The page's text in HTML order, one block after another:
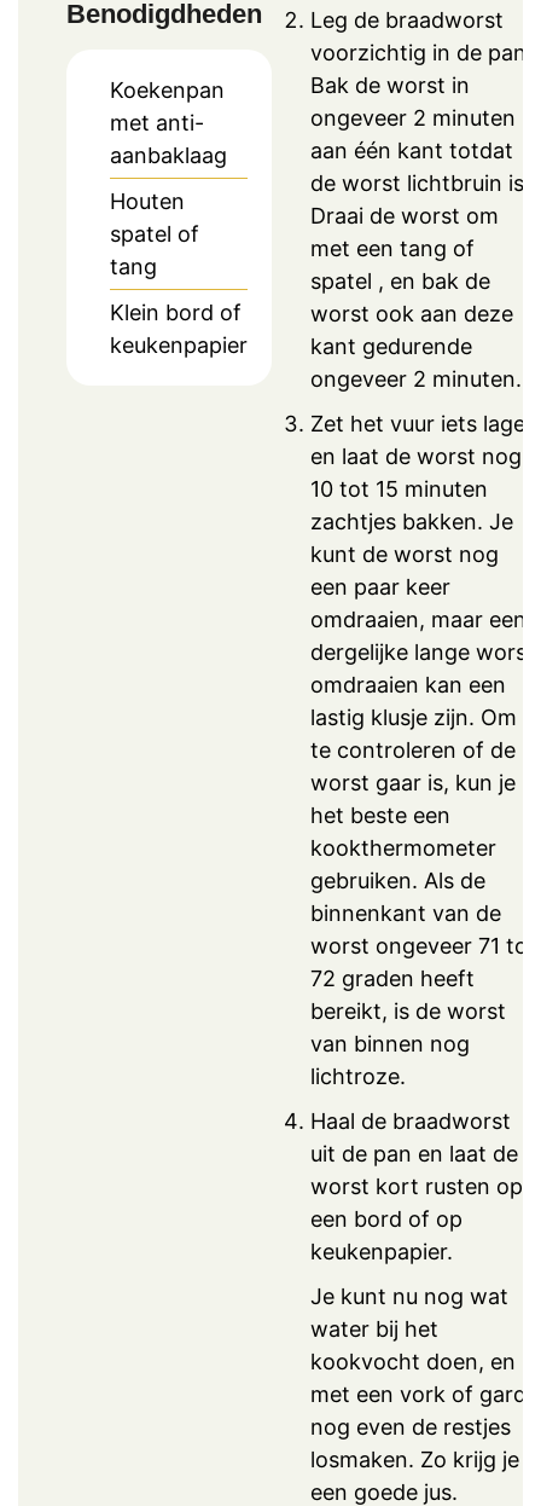
Benodigdheden
Koekenpan
met anti-
aanbaklaag
Houten
spatel of
tang
Klein bord of
keukenpapier
Leg de braadworst
voorzichtig in de pan.
Bak de worst in
ongeveer 2 minuten
aan één kant totdat
de worst lichtbruin is.
Draai de worst om
met een tang of
spatel , en bak de
worst ook aan deze
kant gedurende
ongeveer 2 minuten.
Zet het vuur iets lager
en laat de worst nog
10 tot 15 minuten
zachtjes bakken. Je
kunt de worst nog
een paar keer
omdraaien, maar een
dergelijke lange worst
omdraaien kan een
lastig klusje zijn. Om
te controleren of de
worst gaar is, kun je
het beste een
kookthermometer
gebruiken. Als de
binnenkant van de
worst ongeveer 71 tot
72 graden heeft
bereikt, is de worst
van binnen nog
lichtroze.
Haal de braadworst
uit de pan en laat de
worst kort rusten op
een bord of op
keukenpapier.
Je kunt nu nog wat
water bij het
kookvocht doen, en
met een vork of garde
nog even de restjes
losmaken. Zo krijg je
een goede jus.